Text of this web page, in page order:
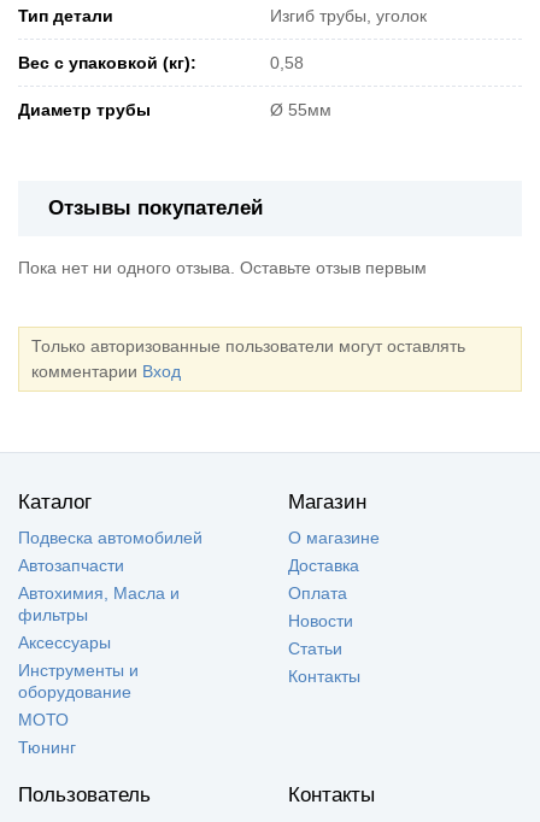
Тип детали Изгиб трубы, уголок
Вес с упаковкой (кг): 0,58
Диаметр трубы Ø 55мм
Отзывы покупателей
Пока нет ни одного отзыва. Оставьте отзыв первым
Только авторизованные пользователи могут оставлять
комментарии Вход
Каталог
Подвеска автомобилей
Автозапчасти
Автохимия, Масла и
фильтры
Аксессуары
Инструменты и
оборудование
МОТО
Тюнинг
Магазин
О магазине
Доставка
Оплата
Новости
Статьи
Контакты
Пользователь Контакты